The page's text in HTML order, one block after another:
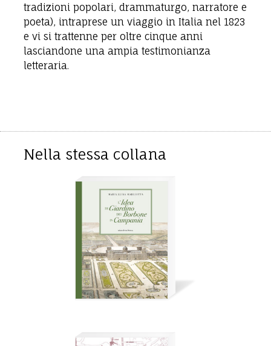
tradizioni popolari, drammaturgo, narratore e
poeta), intraprese un viaggio in Italia nel 1823
e vi si trattenne per oltre cinque anni
lasciandone una ampia testimonianza
letteraria.
Nella stessa collana